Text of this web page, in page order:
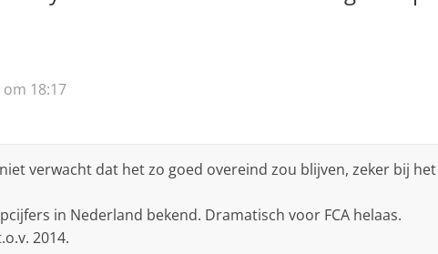
18:17
verwacht dat het zo goed overeind zou blijven, zeker bij het
in Nederland bekend. Dramatisch voor FCA helaas.
2014.